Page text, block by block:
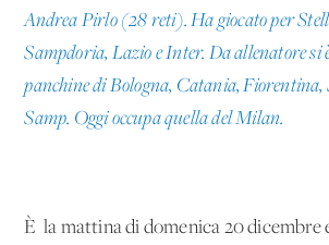
Andrea Pirlo (28 reti). Ha giocato per
Sampdoria, Lazio e Inter. Da allenatore si
panchine di Bologna, Catania, Fiorentina,
Samp. Oggi occupa quella del Milan.
È la mattina di domenica 20 dicembre